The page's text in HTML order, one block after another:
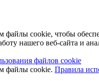
файлы cookie, чтобы
нашего веб-сайта и
файлов cookie
файлы cookie. Правила